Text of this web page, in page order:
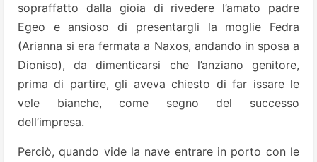
sopraffatto dalla gioia di rivedere l’amato padre
Egeo e ansioso di presentargli la moglie Fedra
(Arianna si era fermata a Naxos, andando in sposa a
Dioniso), da dimenticarsi che l’anziano genitore,
prima di partire, gli aveva chiesto di far issare le
vele bianche, come segno del successo
dell’impresa.
Perciò, quando vide la nave entrare in porto con le